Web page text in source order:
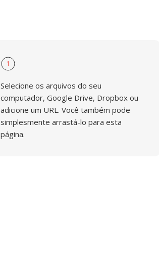
1
Selecione os arquivos do seu
computador, Google Drive, Dropbox ou
adicione um URL. Você também pode
simplesmente arrastá-lo para esta
página.